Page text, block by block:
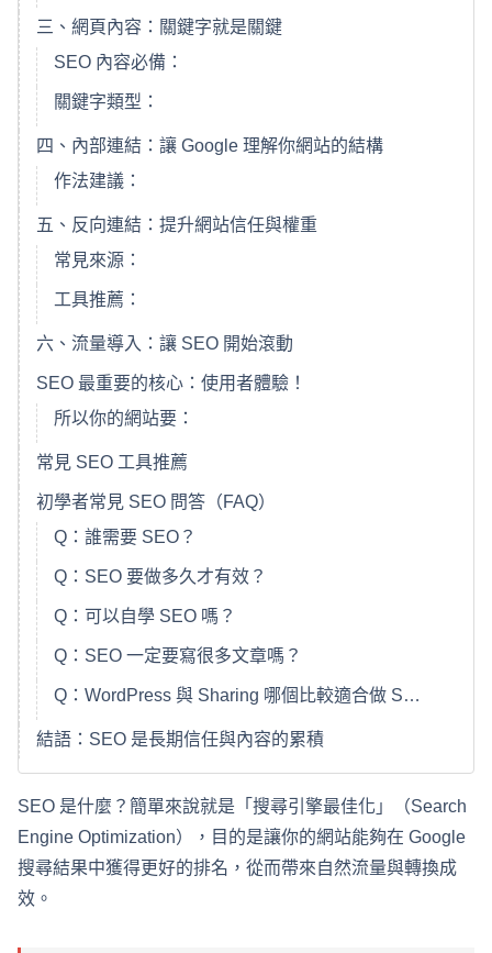
三、網頁內容：關鍵字就是關鍵
SEO 內容必備：
關鍵字類型：
四、內部連結：讓 Google 理解你網站的結構
作法建議：
五、反向連結：提升網站信任與權重
常見來源：
工具推薦：
六、流量導入：讓 SEO 開始滾動
SEO 最重要的核心：使用者體驗！
所以你的網站要：
常見 SEO 工具推薦
初學者常見 SEO 問答（FAQ）
Q：誰需要 SEO？
Q：SEO 要做多久才有效？
Q：可以自學 SEO 嗎？
Q：SEO 一定要寫很多文章嗎？
Q：WordPress 與 Sharing 哪個比較適合做 SEO？
結語：SEO 是長期信任與內容的累積
SEO 是什麼？簡單來說就是「搜尋引擎最佳化」（Search
Engine Optimization），目的是讓你的網站能夠在 Google
搜尋結果中獲得更好的排名，從而帶來自然流量與轉換成
效。